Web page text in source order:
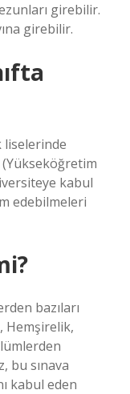
girebilir.
girebilir.
liselerinde
(Yükseköğretim
kabul
edebilmeleri
bazıları
Hemşirelik,
bu sınava
kabul eden